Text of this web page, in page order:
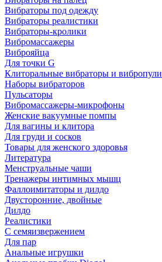
Вибраторы под одежду
Вибраторы реалистики
Вибраторы-кролики
Вибромассажеры
Виброяйца
Для точки G
Клиторальные вибраторы и
Наборы вибраторов
Пульсаторы
Вибромассажеры-микрофоны
Женские вакуумные помпы
Для вагины и клитора
Для груди и сосков
Товары для женского здоровья
Литература
Менструальные чаши
Тренажеры интимных мышц
Фаллоимитаторы и дилдо
Двусторонние, двойные
Дилдо
Реалистики
С семяизвержением
Для пар
Анальные игрушки